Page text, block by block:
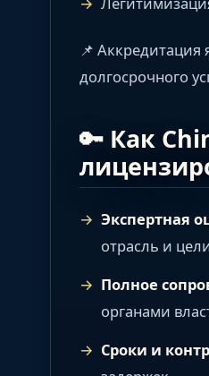
📌 Аккредитация
долгосрочного
🔑 Как
Экспертная
отрасль и
Полное
органами
Сроки и